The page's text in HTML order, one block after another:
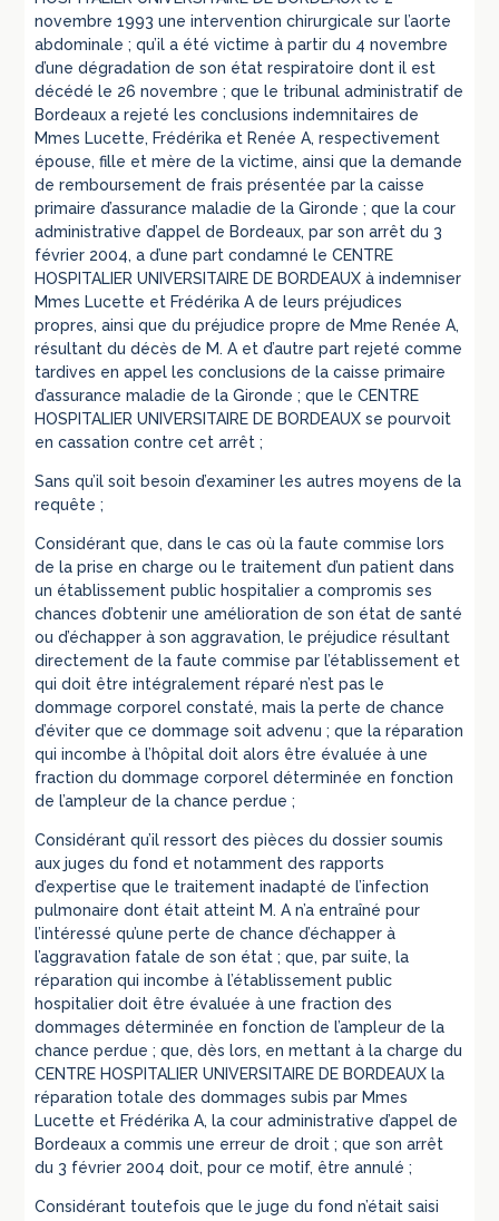
novembre 1993 une intervention chirurgicale sur l’aorte
abdominale ; qu’il a été victime à partir du 4 novembre
d’une dégradation de son état respiratoire dont il est
décédé le 26 novembre ; que le tribunal administratif de
Bordeaux a rejeté les conclusions indemnitaires de
Mmes Lucette, Frédérika et Renée A, respectivement
épouse, fille et mère de la victime, ainsi que la demande
de remboursement de frais présentée par la caisse
primaire d’assurance maladie de la Gironde ; que la cour
administrative d’appel de Bordeaux, par son arrêt du 3
février 2004, a d’une part condamné le CENTRE
HOSPITALIER UNIVERSITAIRE DE BORDEAUX à indemniser
Mmes Lucette et Frédérika A de leurs préjudices
propres, ainsi que du préjudice propre de Mme Renée A,
résultant du décès de M. A et d’autre part rejeté comme
tardives en appel les conclusions de la caisse primaire
d’assurance maladie de la Gironde ; que le CENTRE
HOSPITALIER UNIVERSITAIRE DE BORDEAUX se pourvoit
en cassation contre cet arrêt ;
Sans qu’il soit besoin d’examiner les autres moyens de la
requête ;
Considérant que, dans le cas où la faute commise lors
de la prise en charge ou le traitement d’un patient dans
un établissement public hospitalier a compromis ses
chances d’obtenir une amélioration de son état de santé
ou d’échapper à son aggravation, le préjudice résultant
directement de la faute commise par l’établissement et
qui doit être intégralement réparé n’est pas le
dommage corporel constaté, mais la perte de chance
d’éviter que ce dommage soit advenu ; que la réparation
qui incombe à l’hôpital doit alors être évaluée à une
fraction du dommage corporel déterminée en fonction
de l’ampleur de la chance perdue ;
Considérant qu’il ressort des pièces du dossier soumis
aux juges du fond et notamment des rapports
d’expertise que le traitement inadapté de l’infection
pulmonaire dont était atteint M. A n’a entraîné pour
l’intéressé qu’une perte de chance d’échapper à
l’aggravation fatale de son état ; que, par suite, la
réparation qui incombe à l’établissement public
hospitalier doit être évaluée à une fraction des
dommages déterminée en fonction de l’ampleur de la
chance perdue ; que, dès lors, en mettant à la charge du
CENTRE HOSPITALIER UNIVERSITAIRE DE BORDEAUX la
réparation totale des dommages subis par Mmes
Lucette et Frédérika A, la cour administrative d’appel de
Bordeaux a commis une erreur de droit ; que son arrêt
du 3 février 2004 doit, pour ce motif, être annulé ;
Considérant toutefois que le juge du fond n’était saisi